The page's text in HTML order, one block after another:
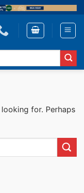
looking for. Perhaps